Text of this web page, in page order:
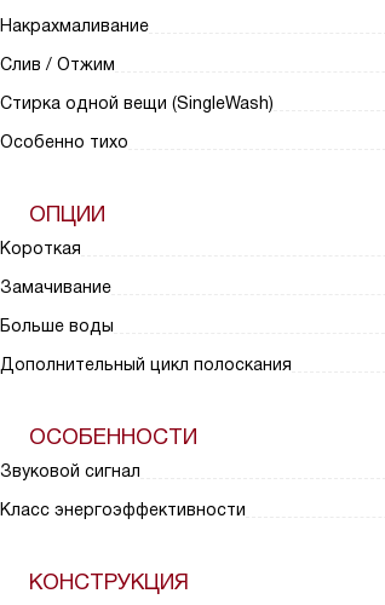
Накрахмаливание
Слив / Отжим
Стирка одной вещи (SingleWash)
Особенно тихо
ОПЦИИ
Короткая
Замачивание
Больше воды
Дополнительный цикл полоскания
ОСОБЕННОСТИ
Звуковой сигнал
Класс энергоэффективности
КОНСТРУКЦИЯ